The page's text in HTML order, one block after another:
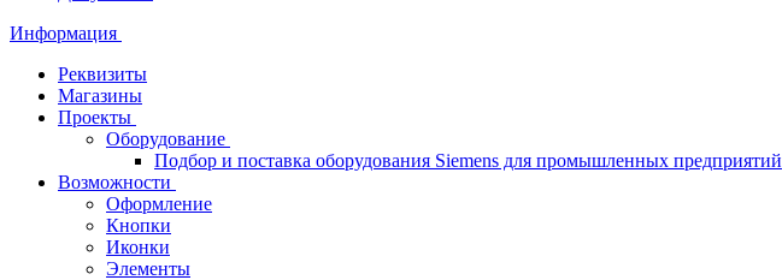
Информация
Реквизиты
Магазины
Проекты
Оборудование
Подбор и поставка оборудования Siemens для промышленных предприятий
Возможности
Оформление
Кнопки
Иконки
Элементы